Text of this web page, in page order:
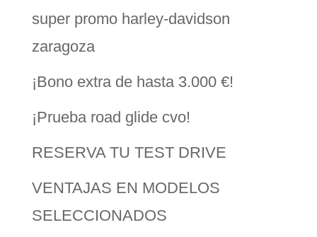
super promo harley-davidson
zaragoza
¡Bono extra de hasta 3.000 €!
¡Prueba road glide cvo!
RESERVA TU TEST DRIVE
VENTAJAS EN MODELOS
SELECCIONADOS